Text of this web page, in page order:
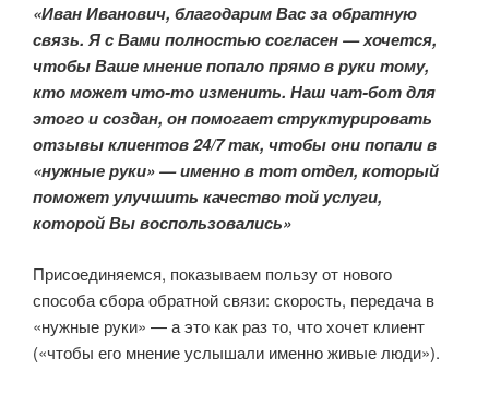
«Иван Иванович, благодарим Вас за обратную
связь. Я с Вами полностью согласен — хочется,
чтобы Ваше мнение попало прямо в руки тому,
кто может что-то изменить. Наш чат-бот для
этого и создан, он помогает структурировать
отзывы клиентов 24/7 так, чтобы они попали в
«нужные руки» — именно в тот отдел, который
поможет улучшить качество той услуги,
которой Вы воспользовались»
Присоединяемся, показываем пользу от нового
способа сбора обратной связи: скорость, передача в
«нужные руки» — а это как раз то, что хочет клиент
(«чтобы его мнение услышали именно живые люди»).